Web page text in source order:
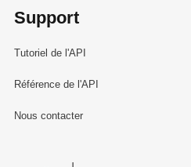
Support
Tutoriel de l'API
Référence de l'API
Nous contacter